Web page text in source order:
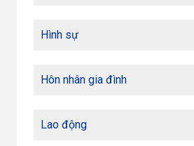
Hình sự
Hôn nhân gia đình
Lao động